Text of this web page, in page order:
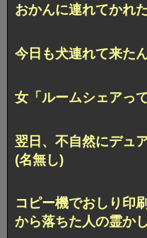
おかんに連れてかれ
今日も犬連れて来た
女「ルームシェアっ
翌日、不自然にデュ
(名無し)
コピー機でおしり印
から落ちた人の霊か